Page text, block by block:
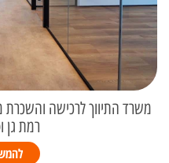
משרד התיווך לרכישה והשכרת
רמת גן